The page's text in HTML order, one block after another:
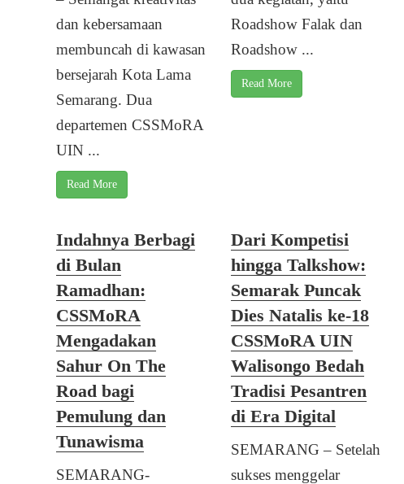
dan kebersamaan
membuncah di kawasan
bersejarah Kota Lama
Semarang. Dua
departemen CSSMoRA
UIN ...
Read More
Roadshow Falak dan
Roadshow ...
Read More
Indahnya Berbagi
di Bulan
Ramadhan:
CSSMoRA
Mengadakan
Sahur On The
Road bagi
Pemulung dan
Tunawisma
SEMARANG-
Dari Kompetisi
hingga Talkshow:
Semarak Puncak
Dies Natalis ke-18
CSSMoRA UIN
Walisongo Bedah
Tradisi Pesantren
di Era Digital
​SEMARANG – Setelah
sukses menggelar